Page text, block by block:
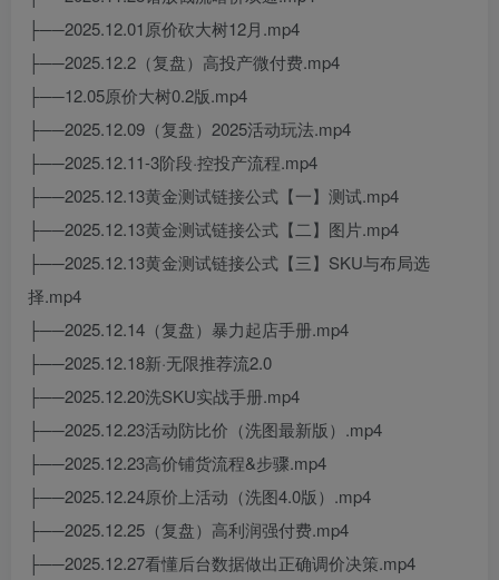
├──2025.12.01原价砍大树12月.mp4
├──2025.12.2（复盘）高投产微付费.mp4
├──12.05原价大树0.2版.mp4
├──2025.12.09（复盘）2025活动玩法.mp4
├──2025.12.11-3阶段·控投产流程.mp4
├──2025.12.13黄金测试链接公式【一】测试.mp4
├──2025.12.13黄金测试链接公式【二】图片.mp4
├──2025.12.13黄金测试链接公式【三】SKU与布局选
择.mp4
├──2025.12.14（复盘）暴力起店手册.mp4
├──2025.12.18新·无限推荐流2.0
├──2025.12.20洗SKU实战手册.mp4
├──2025.12.23活动防比价（洗图最新版）.mp4
├──2025.12.23高价铺货流程&步骤.mp4
├──2025.12.24原价上活动（洗图4.0版）.mp4
├──2025.12.25（复盘）高利润强付费.mp4
├──2025.12.27看懂后台数据做出正确调价决策.mp4